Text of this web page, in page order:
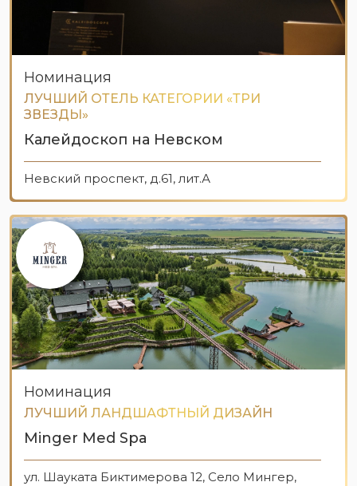
Номинация
ЛУЧШИЙ ОТЕЛЬ КАТЕГОРИИ «ТРИ
ЗВЕЗДЫ»
Калейдоскоп на Невском
Невский проспект, д.61, лит.А
Номинация
ЛУЧШИЙ ЛАНДШАФТНЫЙ ДИЗАЙН
Minger Med Spa
ул. Шауката Биктимерова 12, Село Мингер,